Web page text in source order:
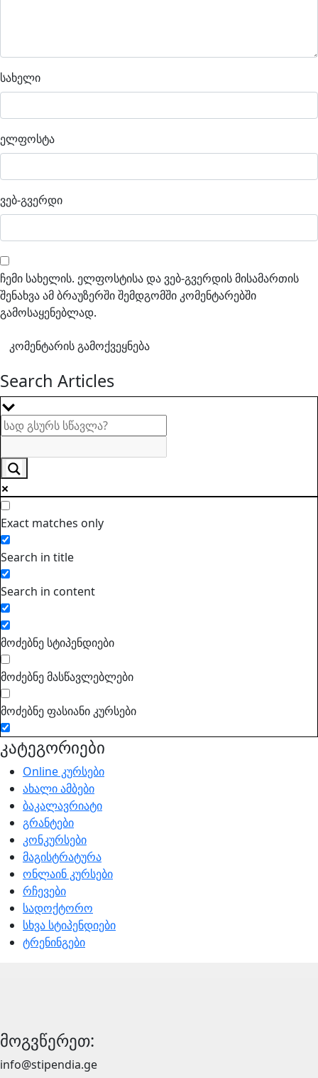
სახელი
ელფოსტა
ვებ-გვერდი
ჩემი სახელის. ელფოსტისა და ვებ-გვერდის მისამართის
შენახვა ამ ბრაუზერში შემდგომში კომენტარებში
გამოსაყენებლად.
Search Articles
Exact matches only
Search in title
Search in content
მოძებნე სტიპენდიები
მოძებნე მასწავლებლები
მოძებნე ფასიანი კურსები
კატეგორიები
Online კურსები
ახალი ამბები
ბაკალავრიატი
გრანტები
კონკურსები
მაგისტრატურა
ონლაინ კურსები
რჩევები
სადოქტორო
სხვა სტიპენდიები
ტრენინგები
მოგვწერეთ:
info@stipendia.ge